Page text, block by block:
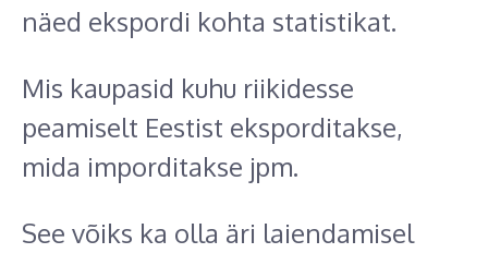
näed ekspordi kohta statistikat.
Mis kaupasid kuhu riikidesse
peamiselt Eestist eksporditakse,
mida imporditakse jpm.
See võiks ka olla äri laiendamisel